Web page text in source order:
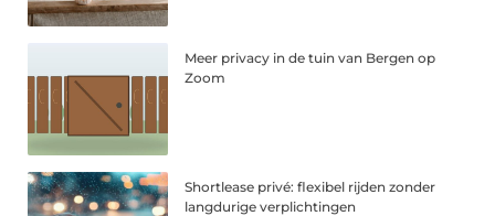
Meer privacy in de tuin van Bergen op
Zoom
Shortlease privé: flexibel rijden zonder
langdurige verplichtingen